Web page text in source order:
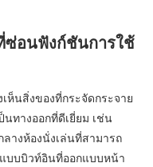
ซ่อนฟังก์ชันการใช้
ห็นสิ่งของที่กระจัดกระจาย
นทางออกที่ดีเยี่ยม เช่น
างห้องนั่งเล่นที่สามารถ
แบบบิวท์อินที่ออกแบบหน้า